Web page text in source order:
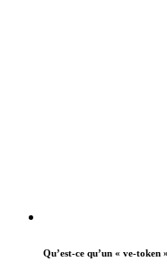
Qu’est-ce qu’un « ve-